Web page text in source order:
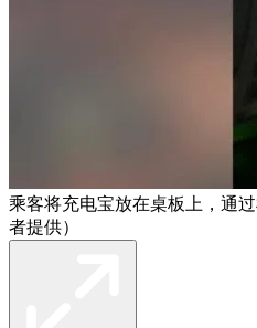
乘客将充电宝放在桌板上，通
者提供）